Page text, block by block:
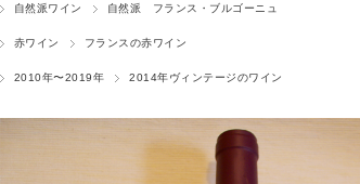
イタリア
スペイン
ポルトガル
ドイツ
ノンヴィンテージ
〜1,999円
円
5,000円〜9,999
北イタリア特集
よりどり 3 本、
自然派ワイン 自然派 フランス・ブルゴーニュ
赤ワイン フランスの赤ワイン
2010年〜2019年 2014年ヴィンテージのワイン